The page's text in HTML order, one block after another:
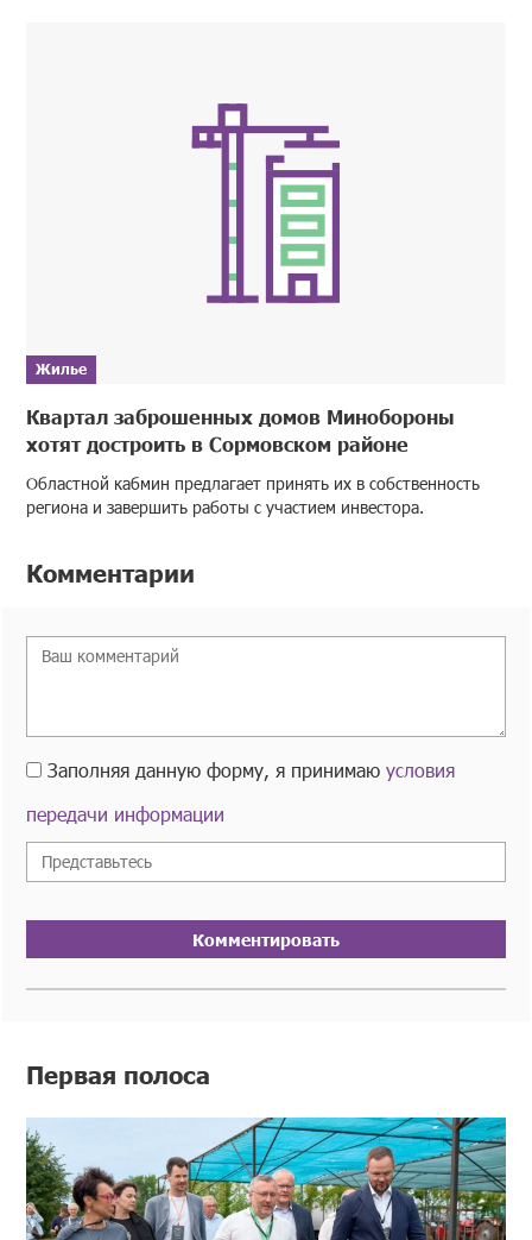
Жилье
Квартал заброшенных домов Минобороны
хотят достроить в Сормовском районе
Областной кабмин предлагает принять их в собственность
региона и завершить работы с участием инвестора.
Комментарии
Заполняя данную форму, я принимаюусловия
передачи информации
Комментировать
Первая полоса